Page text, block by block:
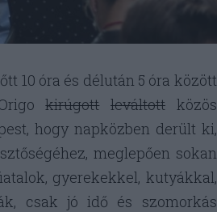
10 óra és délután 5 óra között
kirúgott leváltottközös
hogy napközben derült ki,
meglepően sokan
gyerekekkel, kutyákkal,
csak jó idő és szomorkás